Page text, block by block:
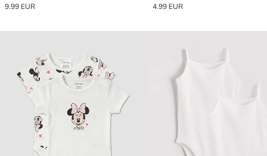
9.99 EUR
4.99 EUR